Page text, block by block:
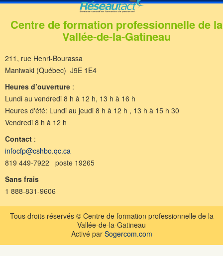
Centre de formation professionnelle de la
Vallée-de-la-Gatineau
211, rue Henri-Bourassa
Maniwaki (Québec) J9E 1E4
Heures d’ouverture :
Lundi au vendredi 8 h à 12 h, 13 h à 16 h
Heures d'été: Lundi au jeudi 8 h à 12 h , 13 h à 15 h 30
Vendredi 8 h à 12 h
Contact :
infocfp@cshbo.qc.ca
819 449-7922 poste 19265
Sans frais
1 888-831-9606
Tous droits réservés © Centre de formation professionnelle de la
Vallée-de-la-Gatineau
Activé par Sogercom.com